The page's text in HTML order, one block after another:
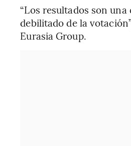
“Los resultados son
debilitado de la
Eurasia Group.